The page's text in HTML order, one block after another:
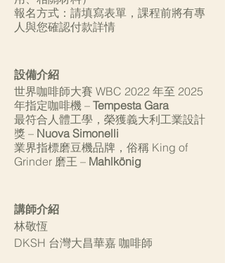
報名方式：請填寫表單，課程前將有專
人與您確認付款詳情
設備介紹
世界咖啡師大賽 WBC 2022 年至 2025
年指定咖啡機 – Tempesta Gara
最符合人體工學，榮獲義大利工業設計
獎 – Nuova Simonelli
業界指標磨豆機品牌，俗稱 King of
Grinder 磨王 – Mahlkönig
講師介紹
林敬恆
DKSH 台灣大昌華嘉 咖啡師